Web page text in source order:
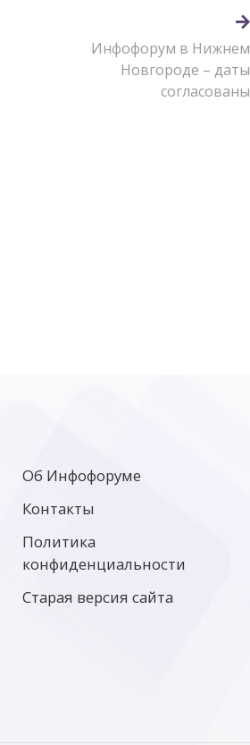
Инфофорум в Нижнем
Новгороде – даты
согласованы
Об Инфофоруме
Контакты
Политика
конфиденциальности
Старая версия сайта